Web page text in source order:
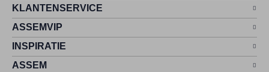
KLANTENSERVICE
ASSEMVIP
INSPIRATIE
ASSEM